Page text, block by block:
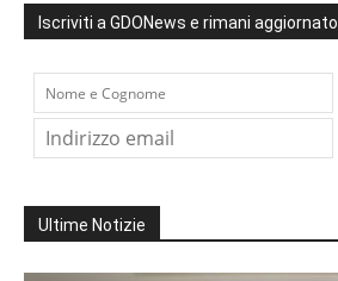
Iscriviti a GDONews e rimani aggiornato
Ultime Notizie